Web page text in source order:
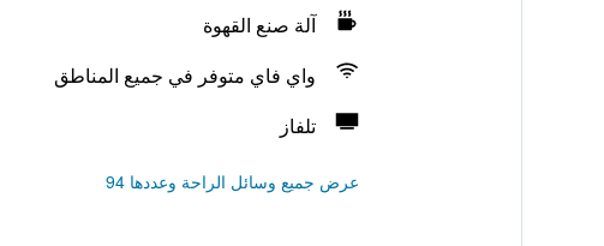
آلة صنع القهوة
واي فاي متوفر في جميع المناطق
تلفاز
عرض جميع وسائل الراحة وعددها 94